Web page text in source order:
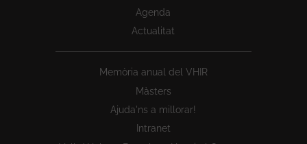
Agenda
Actualitat
Memòria anual del VHIR
Màsters
Ajuda'ns a millorar!
Intranet